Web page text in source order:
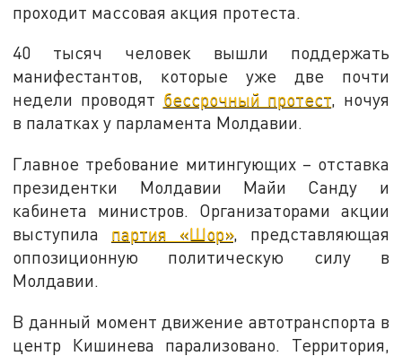
проходит массовая акция протеста.
40 тысяч человек вышли поддержать
манифестантов, которые уже две почти
недели проводят бессрочный протест, ночуя
в палатках у парламента Молдавии.
Главное требование митингующих – отставка
президентки Молдавии Майи Санду и
кабинета министров. Организаторами акции
выступила партия «Шор», представляющая
оппозиционную политическую силу в
Молдавии.
В данный момент движение автотранспорта в
центр Кишинева парализовано. Территория,